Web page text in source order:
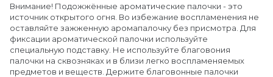
Внимание! Подожжённые ароматические палочки - это
источник открытого огня. Во избежание воспламенения не
оставляйте зажженную аромапалочку без присмотра. Для
фиксации ароматической палочки используйте
специальную подставку. Не используйте благовония
палочки на сквозняках и в близи легко воспламеняемых
предметов и веществ. Держите благовонные палочки